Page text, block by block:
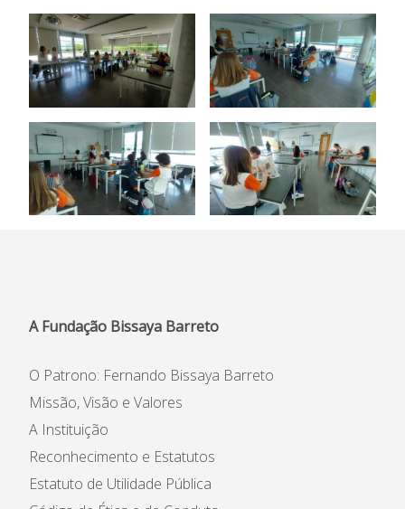
Informações
APEE
Notícias
A Fundação Bissaya Barreto
O Patrono: Fernando Bissaya Barreto
Missão, Visão e Valores
A Instituição
Reconhecimento e Estatutos
Estatuto de Utilidade Pública